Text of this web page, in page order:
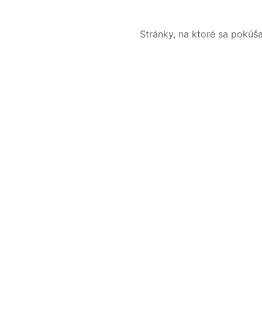
Stránky, na ktoré sa